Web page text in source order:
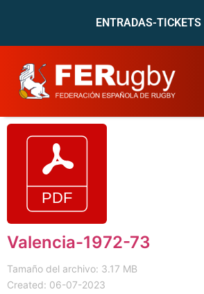
ENTRADAS-TICKETS
Valencia-1972-73
Tamaño del archivo: 3.17 MB
Created: 06-07-2023